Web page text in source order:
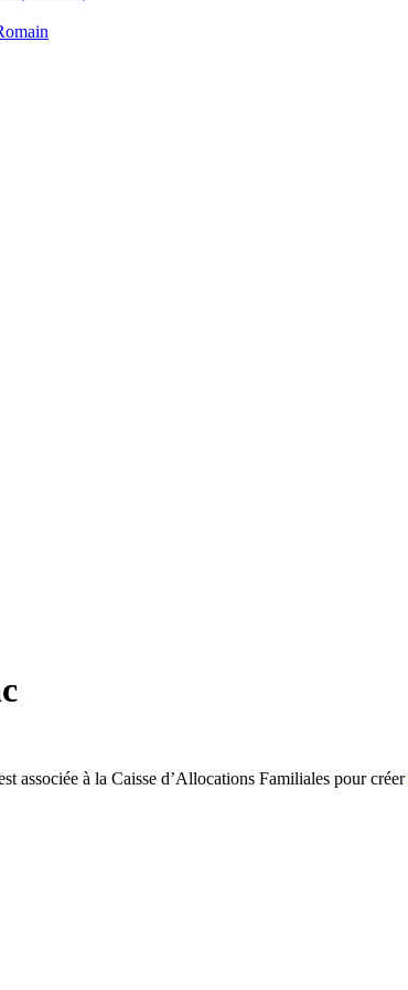
associée à la Caisse d’Allocations Familiales pour créer